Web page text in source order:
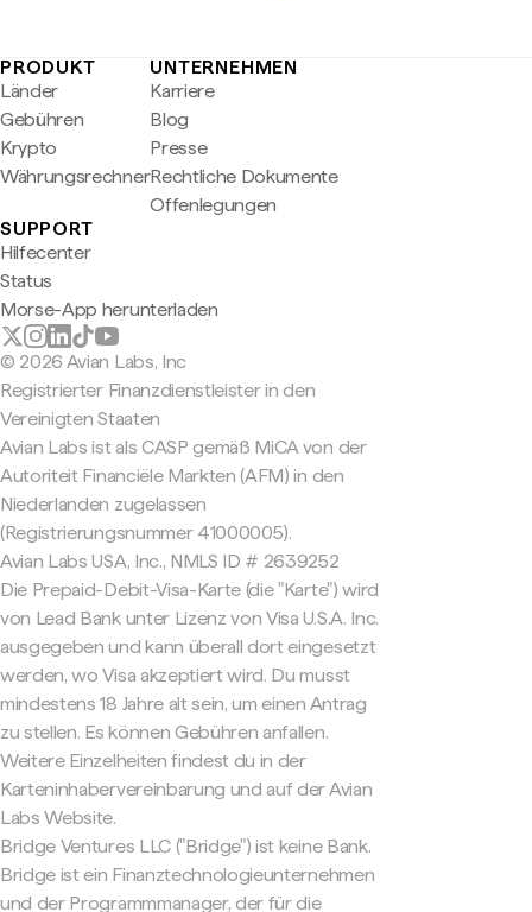
PRODUKT
Länder
Gebühren
Krypto
Währungsrechner
UNTERNEHMEN
Karriere
Blog
Presse
Rechtliche Dokumente
Offenlegungen
SUPPORT
Hilfecenter
Status
Morse-App herunterladen
© 2026 Avian Labs, Inc
Registrierter Finanzdienstleister in den
Vereinigten Staaten
Avian Labs ist als CASP gemäß MiCA von der
Autoriteit Financiële Markten (AFM) in den
Niederlanden zugelassen
(Registrierungsnummer 41000005).
Avian Labs USA, Inc., NMLS ID # 2639252
Die Prepaid-Debit-Visa-Karte (die "Karte") wird
von Lead Bank unter Lizenz von Visa U.S.A. Inc.
ausgegeben und kann überall dort eingesetzt
werden, wo Visa akzeptiert wird. Du musst
mindestens 18 Jahre alt sein, um einen Antrag
zu stellen. Es können Gebühren anfallen.
Weitere Einzelheiten findest du in der
Karteninhabervereinbarung und auf der Avian
Labs Website.
Bridge Ventures LLC ("Bridge") ist keine Bank.
Bridge ist ein Finanztechnologieunternehmen
und der Programmmanager, der für die